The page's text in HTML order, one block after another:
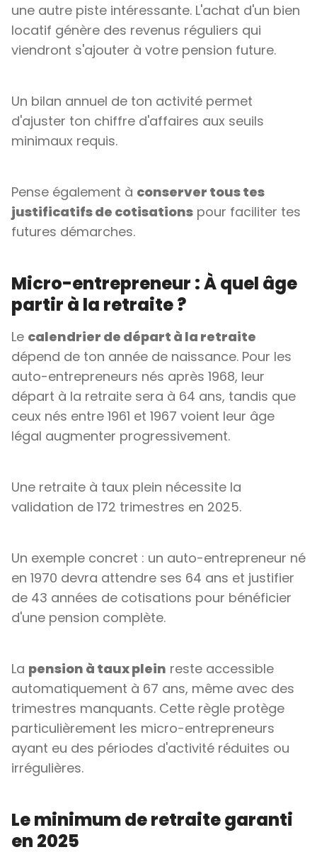
une autre piste intéressante. L'achat d'un bien
locatif génère des revenus réguliers qui
viendront s'ajouter à votre pension future.
Un bilan annuel de ton activité permet
d'ajuster ton chiffre d'affaires aux seuils
minimaux requis.
Pense également à conserver tous tes
justificatifs de cotisations pour faciliter tes
futures démarches.
Micro-entrepreneur : À quel âge
partir à la retraite ?
Le calendrier de départ à la retraite
dépend de ton année de naissance. Pour les
auto-entrepreneurs nés après 1968, leur
départ à la retraite sera à 64 ans, tandis que
ceux nés entre 1961 et 1967 voient leur âge
légal augmenter progressivement.
Une retraite à taux plein nécessite la
validation de 172 trimestres en 2025.
Un exemple concret : un auto-entrepreneur né
en 1970 devra attendre ses 64 ans et justifier
de 43 années de cotisations pour bénéficier
d'une pension complète.
La pension à taux plein reste accessible
automatiquement à 67 ans, même avec des
trimestres manquants. Cette règle protège
particulièrement les micro-entrepreneurs
ayant eu des périodes d'activité réduites ou
irrégulières.
Le minimum de retraite garanti
en 2025